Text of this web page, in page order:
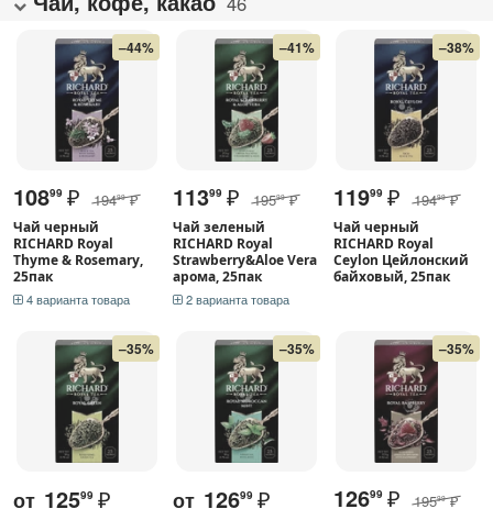
–44%
10899 ₽ 19499 ₽
Чай черный
RICHARD Royal
Thyme & Rosemary,
25пак
4 варианта товара
–41%
11399 ₽ 19599 ₽
Чай зеленый
RICHARD Royal
Strawberry&Aloe Vera
арома, 25пак
2 варианта товара
–38%
11999 ₽ 19499 ₽
Чай черный
RICHARD Royal
Ceylon Цейлонский
байховый, 25пак
–35%
от 12599 ₽
–35%
от 12699 ₽
–35%
12699 ₽ 19599 ₽